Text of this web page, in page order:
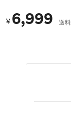
¥ 6,999 送